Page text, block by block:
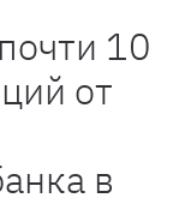
10
от
в